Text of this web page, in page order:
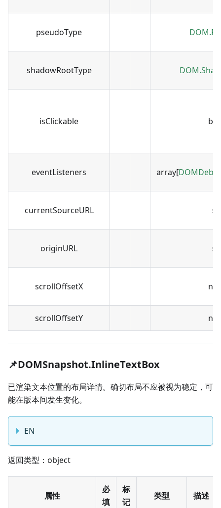
pseudoType
shadowRootType
isClickable
eventListeners array[
currentSourceURL
originURL
scrollOffsetX
scrollOffsetY
📌DOMSnapshot.InlineTextBox
已渲染文本位置的布局详情。确切布局不应被视为稳定，可
能在版本间发生变化。
EN
返回类型：object
属性
必
填
标
记
类型 描述